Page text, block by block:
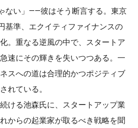
ない」——彼はそう断言する。東京
基準、エクイティファイナンスの
。重なる逆風の中で、スタートア
速にその輝きを失いつつある。一
スへの道は合理的かつポジティブ
れている。
ける池森氏に、スタートアップ業
からの起業家が取るべき戦略を聞